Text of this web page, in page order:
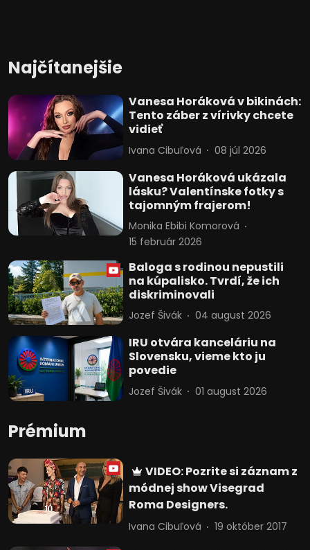
Najčítanejšie
Vanesa Horáková v bikinách:
Tento záber z vírivky chcete
vidieť
Ivana Cibuľová 08 júl 2026
Vanesa Horáková ukázala
lásku? Valentínske fotky s
tajomným frajerom!
Monika Ebibi Komorová
15 február 2026
Baloga s rodinou nepustili
na kúpalisko. Tvrdí, že ich
diskriminovali
Jozef Šivák 04 august 2026
IRU otvára kanceláriu na
Slovensku, vieme kto ju
povedie
Jozef Šivák 01 august 2026
Prémium
VIDEO: Pozrite si záznam z
módnej show Visegrad
Roma Designers.
Ivana Cibuľová 19 október 2017